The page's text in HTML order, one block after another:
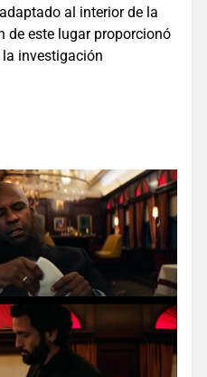
al interior de la
de este lugar proporcionó
investigación